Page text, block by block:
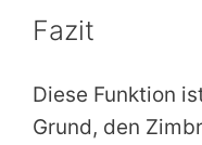
Fazit
Diese Funktion
Grund, den